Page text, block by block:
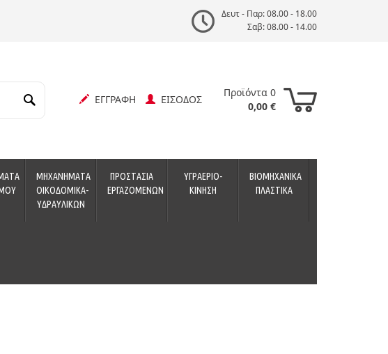
Δευτ - Παρ: 08.00 - 18.00
Σαβ: 08.00 - 14.00
Προϊόντα 0
0,00 €
ΕΓΓΡΑΦΗ ΕΙΣΟΔΟΣ
ΜΗΧΑΝΗΜΑΤΑ
ΟΙΚΟΔΟΜΙΚΑ-
ΥΔΡΑΥΛΙΚΩΝ
ΠΡΟΣΤΑΣΙΑ
ΕΡΓΑΖΟΜΕΝΩΝ
ΥΓΡΑΕΡΙΟ-
ΚΙΝΗΣΗ
ΒΙΟΜΗΧΑΝΙΚΑ
ΠΛΑΣΤΙΚΑ